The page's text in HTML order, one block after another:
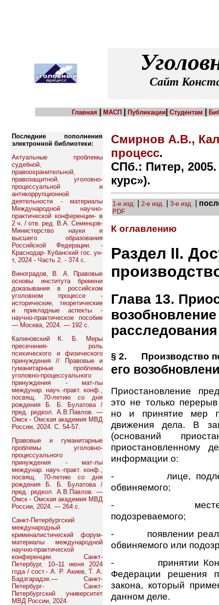
Сайт
Главная МАСП Публикации Студентам
Последние пополнения
электронной библиотеки:
Актуальные проблемы
судебной,
правоохранительной,
правозащитной, уголовно-
процессуальной и
антикоррупционной
деятельности - материалы
Международной научно-
практической конференции- в
2 ч. / отв. ред. В.А. Семенцов-
Министерство науки и
высшего образования
Российской Федерации. -
Краснодар- Кубанский гос. ун-
т, 2024 - Часть 2. - 374 с.
Виноградов, В. А. Правовые
основы института бремени
доказывания в российском
уголовном процессе -
исторические, теоретические
и прикладные аспекты -
научно-практическое пособие
— Москва, 2024. — 192 с.
Калиновский К. Б. Меры
пресечения- роль
психического и физического
принуждения // Правовые и
гуманитарные проблемы
уголовно-процессуального
принуждения - мат-лы
междунар. науч.-практ. конф.,
посвящ. 70-летию со дня
рождения Б. Б. Булатова /
пред. редкол. А.В.Павлов. —
Омск - Омская академия МВД
России, 2024. С. 54-57.
Правовые и гуманитарные
проблемы уголовно-
процессуального
принуждения - мат-лы
междунар. науч.-практ. конф.,
посвящ. 70-летию со дня
рождения Б. Б. Булатова /
пред. редкол. А.В.Павлов. —
Омск - Омская академия МВД
России, 2024. — 264 с.
Санкт-Петербургский
международный
криминалистический форум-
материалы международной
научно-практической
конференции. Санкт-
Петербург, 10–11 июня 2024
года / сост.- А. Р. Акиев, Т. А.
Бадзгарадзе.— Санкт-
Петербург- Санкт-
Петербургский университет
МВД России, 2024.
Смирнов А.В.,
процесс.
СПб.: Питер,
курс»).
1-е изд. 2-е изд. 3-е изд.
PDF
К оглавлению
Раздел II.
Глава 13.
расследования
§ 2. Производство
его
Приостановление
это не только
но и принятие мер
движения дела. В
(оснований
приостановленному
информации о:
- лице,
обвиняемого;
- месте
подозреваемого;
- появлении
обвиняемого или
- принятии
Федерации решения
закона, который
данном деле.